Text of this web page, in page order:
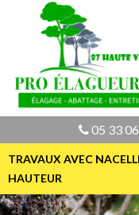
05 33
TRAVAUX AVEC
HAUTEUR